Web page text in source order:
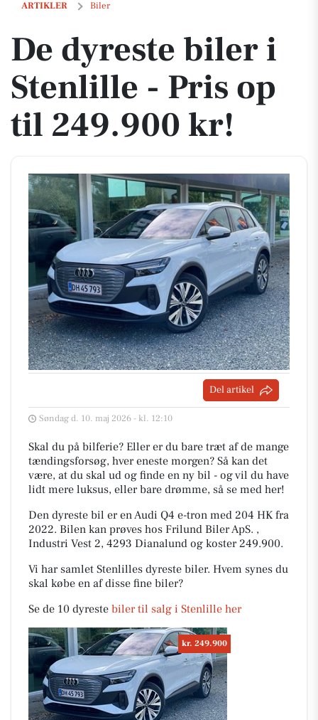
ARTIKLER Biler
De dyreste biler i Stenlille - Pris op til 249.900 kr!
De dyreste biler i
Stenlille - Pris op
til 249.900 kr!
Del artikel
Søndag d. 10. maj 2026 - kl. 12:10
Skal du på bilferie? Eller er du bare træt af de mange
tændingsforsøg, hver eneste morgen? Så kan det
være, at du skal ud og finde en ny bil - og vil du have
lidt mere luksus, eller bare drømme, så se med her!
Den dyreste bil er en Audi Q4 e-tron med 204 HK fra
2022. Bilen kan prøves hos Frilund Biler ApS. ,
Industri Vest 2, 4293 Dianalund og koster 249.900.
Vi har samlet Stenlilles dyreste biler. Hvem synes du
skal købe en af disse fine biler?
Se de 10 dyreste biler til salg i Stenlille her
kr. 249.900